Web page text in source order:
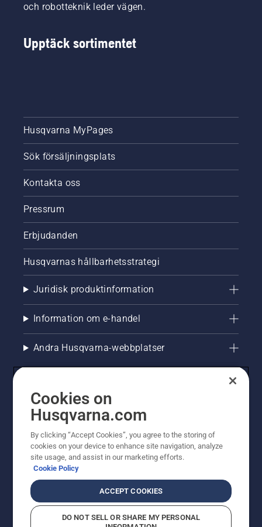
och robotteknik leder vägen.
Upptäck sortimentet
Husqvarna MyPages
Sök försäljningsplats
Kontakta oss
Pressrum
Erbjudanden
Husqvarnas hållbarhetsstrategi
Juridisk produktinformation
Information om e-handel
Andra Husqvarna-webbplatser
© Husqvarna AB (publ). All rights reserved. Priserna
som visas är rekommenderade cirkapriser. Alla angivna
priser är rekommenderade försäljningspriser (inkl.
moms) om inte produkten är tillgänglig för direkt köp.
CookiepolicyAnvändningsvillkor Sekretessmeddelande
Cookies on
Husqvarna.com
By clicking “Accept Cookies”, you agree to the storing of
cookies on your device to enhance site navigation, analyze
site usage, and assist in our marketing efforts.
Cookie Policy
ACCEPT COOKIES
DO NOT SELL OR SHARE MY PERSONAL